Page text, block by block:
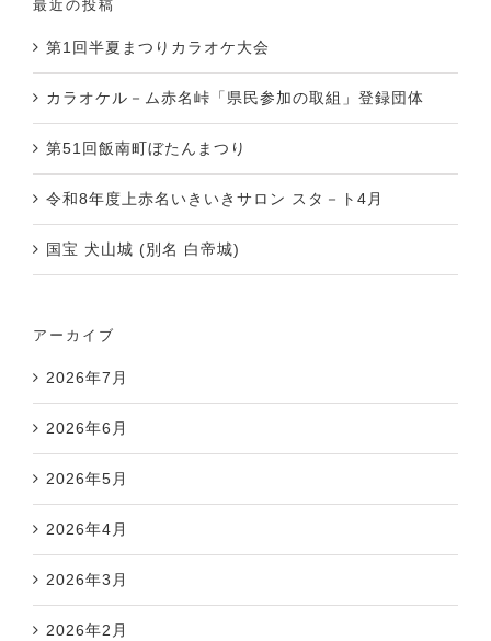
最近の投稿
第1回半夏まつりカラオケ大会
カラオケル－ム赤名峠「県民参加の取組」登録団体
第51回飯南町ぼたんまつり
令和8年度上赤名いきいきサロン スタ－ト4月
国宝 犬山城 (別名 白帝城)
アーカイブ
2026年7月
2026年6月
2026年5月
2026年4月
2026年3月
2026年2月